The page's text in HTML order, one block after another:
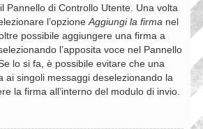
Pannello di Controllo Utente. Una volta
l’opzione Aggiungi la firma nel
possibile aggiungere una firma a
l’apposita voce nel Pannello
lo si fa, è possibile evitare che una
ai singoli messaggi deselezionando la
la firma all’interno del modulo di invio.